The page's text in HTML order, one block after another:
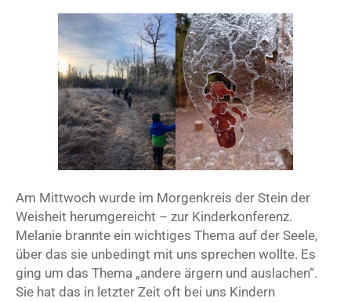
Am Mittwoch wurde im Morgenkreis der Stein der
Weisheit herumgereicht – zur Kinderkonferenz.
Melanie brannte ein wichtiges Thema auf der Seele,
über das sie unbedingt mit uns sprechen wollte. Es
ging um das Thema „andere ärgern und auslachen“.
Sie hat das in letzter Zeit oft bei uns Kindern